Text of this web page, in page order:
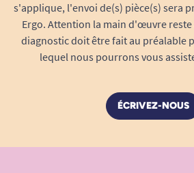
s'applique, l'envoi de(s) pièce(s) sera
Ergo. Attention la main d'œuvre reste
diagnostic doit être fait au préalable
lequel nous pourrons vous
ÉCRIVEZ-NOUS